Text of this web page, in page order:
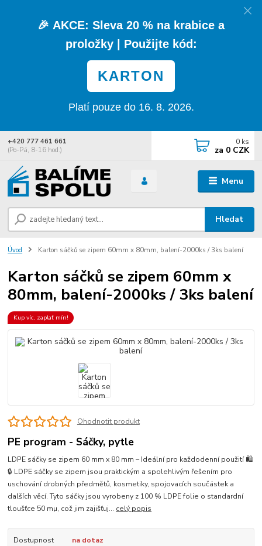
🎉 AKCE: Sleva 20 % na krabice a
proložky| Použijte kód:
KARTON
Platí pouze do 16. 8. 2026.
Menu
Hledat
+420 777 461 661
(Po-Pá, 8-16 hod.)
0 ks
za 0 CZK
Úvod Karton sáčků se zipem 60mm x 80mm, balení-2000ks / 3ks balení
Karton sáčků se zipem 60mm x
80mm, balení-2000ks / 3ks balení
Kup víc, zaplať mín!
Ohodnotit produkt
PE program - Sáčky, pytle
LDPE sáčky se zipem 60 mm x 80 mm – Ideální pro každodenní použití 🛍️
🔒 LDPE sáčky se zipem jsou praktickým a spolehlivým řešením pro
uschování drobných předmětů, kosmetiky, spojovacích součástek a
dalších věcí. Tyto sáčky jsou vyrobeny z 100 % LDPE folie o standardní
tloušťce 50 mµ, což jim zajišťuj... celý popis
Dostupnost
na dotaz